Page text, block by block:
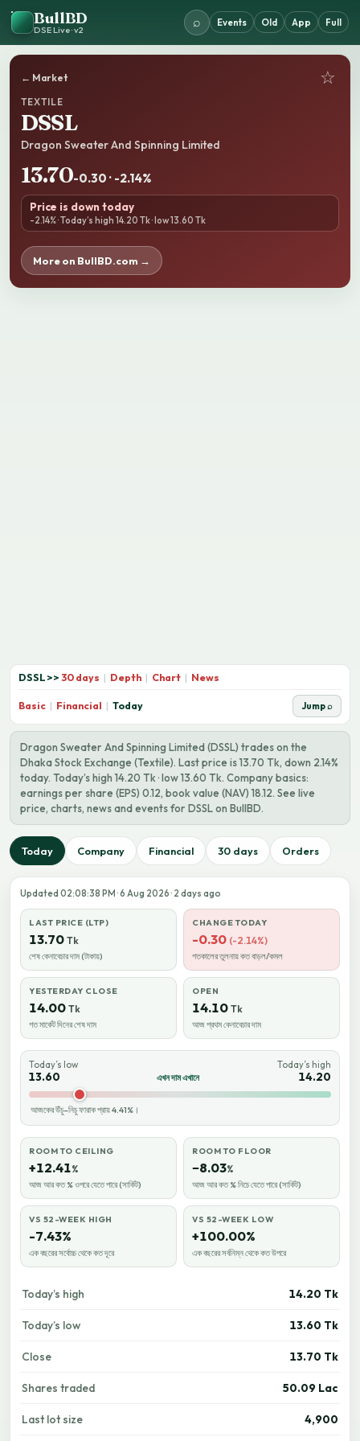
BullBD
DSE Live · v2
⌕ Events Old App Full
← Market ☆
TEXTILE
DSSL
Dragon Sweater And Spinning Limited
13.70-0.30 · -2.14%
Price is down today
-2.14% · Today’s high 14.20 Tk · low 13.60 Tk
More on BullBD.com →
DSSL >> 30 days | Depth | Chart | News
Basic | Financial | Today Jump ⌕
Dragon Sweater And Spinning Limited (DSSL) trades on the
Dhaka Stock Exchange (Textile). Last price is 13.70 Tk, down 2.14%
today. Today’s high 14.20 Tk · low 13.60 Tk. Company basics:
earnings per share (EPS) 0.12, book value (NAV) 18.12. See live
price, charts, news and events for DSSL on BullBD.
Today Company Financial 30 days Orders
Updated 02:08:38 PM · 6 Aug 2026 · 2 days ago
LAST PRICE (LTP)
13.70 Tk
শেষ কেনাবেচার দাম (টাকায়)
CHANGE TODAY
-0.30 (-2.14%)
গতকালের তুলনায় কত বাড়ল/কমল
YESTERDAY CLOSE
14.00 Tk
গত মার্কেট দিনের শেষ দাম
OPEN
14.10 Tk
আজ প্রথম কেনাবেচার দাম
Today’s low
13.60 এখন দাম এখানে
Today’s high
14.20
আজকের উঁচু–নিচু ফারাক প্রায় 4.41%।
ROOM TO CEILING
+12.41%
আজ আর কত % ওপরে যেতে পারে (সার্কিট)
ROOM TO FLOOR
−8.03%
আজ আর কত % নিচে যেতে পারে (সার্কিট)
VS 52-WEEK HIGH
-7.43%
এক বছরের সর্বোচ্চ থেকে কত দূরে
VS 52-WEEK LOW
+100.00%
এক বছরের সর্বনিম্ন থেকে কত উপরে
Today’s high 14.20 Tk
Today’s low 13.60 Tk
Close 13.70 Tk
Shares traded 50.09 Lac
Last lot size 4,900